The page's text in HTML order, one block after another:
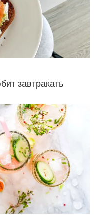
завтракать